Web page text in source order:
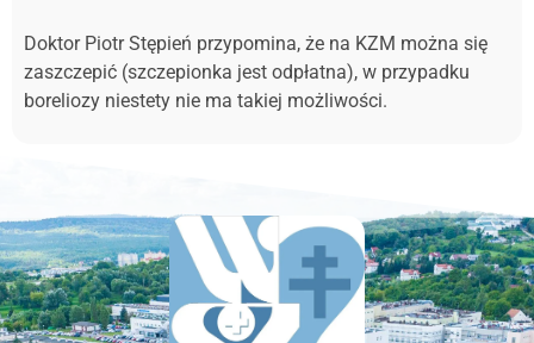
Doktor Piotr Stępień przypomina, że na KZM można się
zaszczepić (szczepionka jest odpłatna), w przypadku
boreliozy niestety nie ma takiej możliwości.